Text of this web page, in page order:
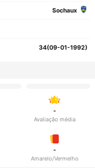
Sochaux
34(09-01-1992)
-
Avaliação média
-
Amarelo/Vermelho